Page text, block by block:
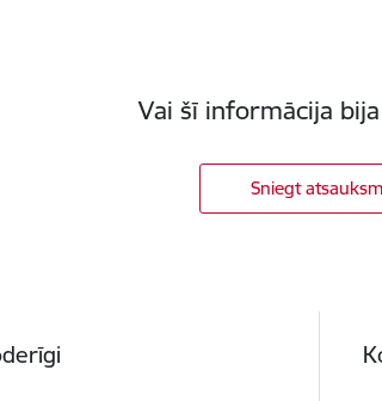
Vai šī informācija
Sniegt